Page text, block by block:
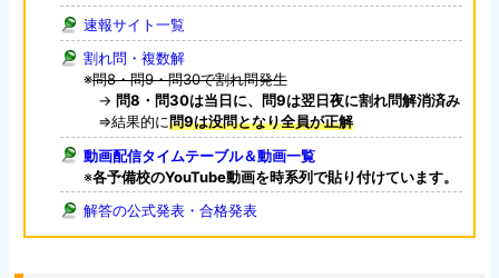
速報サイト一覧
割れ問・複数解
※問8・問9・問30で割れ問発生
→ 問8・問30は当日に、問9は翌日夜に割れ問解消済み
⇒結果的に問9は没問となり全員が正解
動画配信タイムテーブル＆動画一覧
※各予備校のYouTube動画を時系列で貼り付けています。
解答の公式発表・合格発表